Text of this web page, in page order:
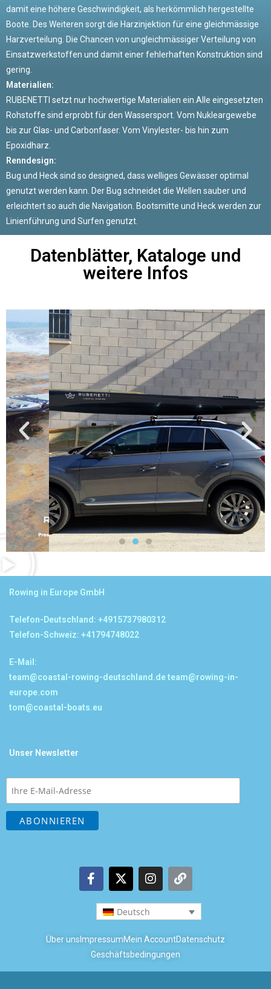
damit eine höhere Geschwindigkeit, als herkömmlich hergestellte
Boote. Des Weiteren sorgt die Harzinjektion für eine gleichmässige
Harzverteilung. Die Chancen von ungleichmässiger Verteilung von
Einsatzwerkstoffen und damit einer fehlerhaften Konstruktion sind
gering.
Materialien:
RUBENETTI setzt nur hochwertige Materialien ein.Alle eingesetzten
Rohstoffe sind erprobt für den Wassersport. Vom Nukleargewebe
bis zur Glas- und Carbonfaser. Vom Vinylester- bis hin zum
Epoxidharz.
Renndesign:
Bug und Heck sind so designed, dass welliges Gewässer optimal
genutzt werden kann. Der Bug schneidet die Wellen sauber und
erleichtert so auch die Navigation. Bootsmitte und Heck werden zur
Linienführung und Surfen genutzt.
Datenblätter, Kataloge und
weitere Infos
Katalog EN
Rowing in Europe GmbH
Telefon-Deutschland: +4915737980312
Telefon-Schweiz: +41794748022
E-Mail:
team@coastal-rowing-deutschland.deteam@rowing-in-
europe.com
tom@coastal-boats.eu
Unser Newsletter
Deutsch
Über uns ImpressumMein AccountDatenschutz
Geschäftsbedingungen